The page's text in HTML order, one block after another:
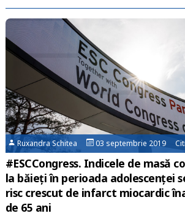
Ruxandra Schitea 03 septembrie 2019
#ESCCongress. Indicele de masă
la băieți în perioada adolescenței
risc crescut de infarct miocardic
de 65 ani